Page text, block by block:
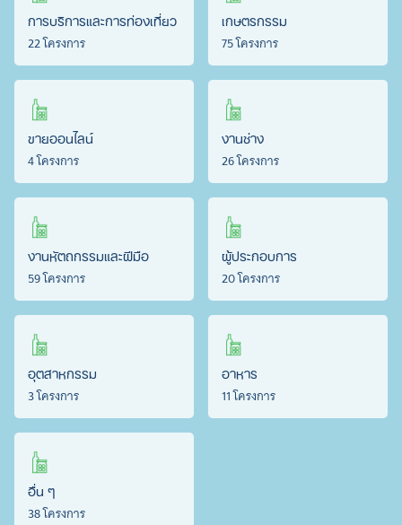
การบริการและการท่องเที่ยว
22 โครงการ
เกษตรกรรม
75 โครงการ
ขายออนไลน์
4 โครงการ
งานช่าง
26 โครงการ
งานหัตถกรรมและฝีมือ
59 โครงการ
ผู้ประกอบการ
20 โครงการ
อุตสาหกรรม
3 โครงการ
อาหาร
11 โครงการ
อื่น ๆ
38 โครงการ